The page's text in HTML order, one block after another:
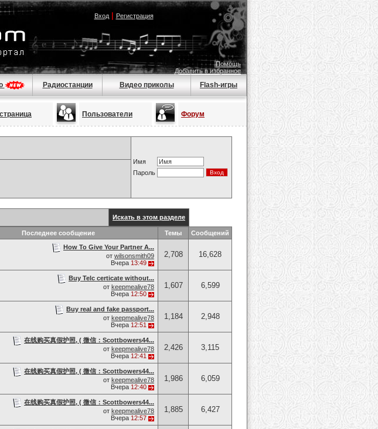
Вход| Регистрация
Помощь
Добавить в избранное
Радиостанции Видео приколы Flash-игры
Пользователи Форум
Имя
Пароль
Искать в этом разделе
Последнее сообщение Темы Сообщений
How To Give Your Partner A...
от wilsonsmith09
Вчера 13:49
2,708 16,628
Buy Telc certicate without...
от keepmealive78
Вчера 12:50
1,607 6,599
Buy real and fake passport...
от keepmealive78
Вчера 12:51
1,184 2,948
在线购买真假护照, ( 微信：Scottbowers44...
от keepmealive78
Вчера 12:41
2,426 3,115
在线购买真假护照, ( 微信：Scottbowers44...
от keepmealive78
Вчера 12:40
1,986 6,059
在线购买真假护照, ( 微信：Scottbowers44...
от keepmealive78
Вчера 12:57
1,885 6,427